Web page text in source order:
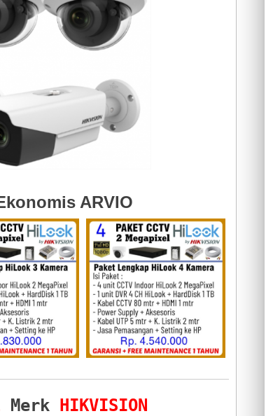
ARVIO
Merk HIKVISION